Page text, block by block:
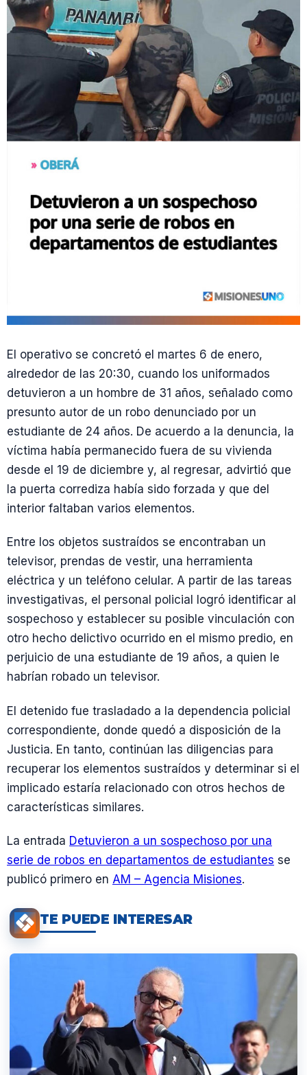
El operativo se concretó el martes 6 de enero,
alrededor de las 20:30, cuando los uniformados
detuvieron a un hombre de 31 años, señalado como
presunto autor de un robo denunciado por un
estudiante de 24 años. De acuerdo a la denuncia, la
víctima había permanecido fuera de su vivienda
desde el 19 de diciembre y, al regresar, advirtió que
la puerta corrediza había sido forzada y que del
interior faltaban varios elementos.
Entre los objetos sustraídos se encontraban un
televisor, prendas de vestir, una herramienta
eléctrica y un teléfono celular. A partir de las tareas
investigativas, el personal policial logró identificar al
sospechoso y establecer su posible vinculación con
otro hecho delictivo ocurrido en el mismo predio, en
perjuicio de una estudiante de 19 años, a quien le
habrían robado un televisor.
El detenido fue trasladado a la dependencia policial
correspondiente, donde quedó a disposición de la
Justicia. En tanto, continúan las diligencias para
recuperar los elementos sustraídos y determinar si el
implicado estaría relacionado con otros hechos de
características similares.
La entrada Detuvieron a un sospechoso por una
serie de robos en departamentos de estudiantes se
publicó primero en AM – Agencia Misiones.
TE PUEDE INTERESAR